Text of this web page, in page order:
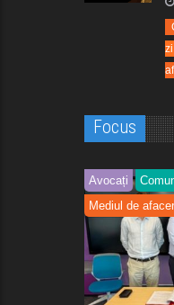
zi
Focus
Avocați
Mediul de